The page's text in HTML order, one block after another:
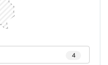
4